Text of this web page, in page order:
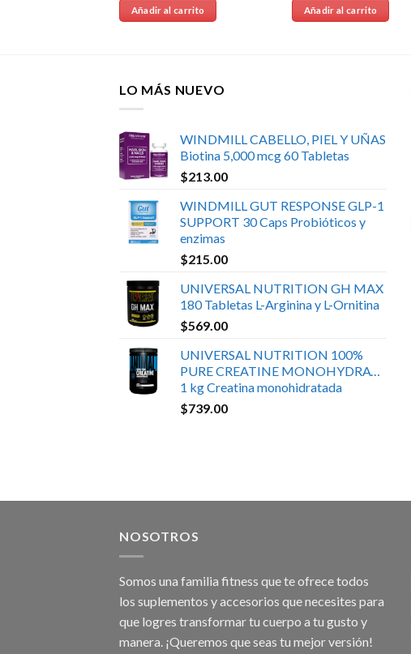
Añadir al carrito Añadir al carrito
LO MÁS NUEVO
WINDMILL CABELLO, PIEL Y UÑAS
Biotina 5,000 mcg 60 Tabletas
$213.00
WINDMILL GUT RESPONSE GLP-1
SUPPORT 30 Caps Probióticos y
enzimas
$215.00
UNIVERSAL NUTRITION GH MAX
180 Tabletas L-Arginina y L-Ornitina
$569.00
UNIVERSAL NUTRITION 100%
PURE CREATINE MONOHYDRATE
1 kg Creatina monohidratada
$739.00
NOSOTROS
Somos una familia fitness que te ofrece todos
los suplementos y accesorios que necesites para
que logres transformar tu cuerpo a tu gusto y
manera. ¡Queremos que seas tu mejor versión!